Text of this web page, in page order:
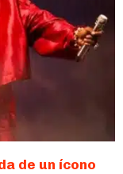
de un ícono